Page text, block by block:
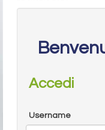
Accedi
Username